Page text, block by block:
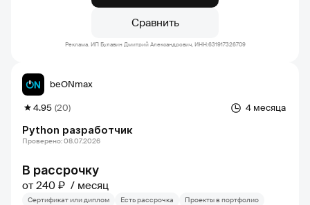
Сравнить
Реклама. ИП Булавин Дмитрий Александрович, ИНН:631917326709
Python разработчик
4 месяца
4.95 (20)
beONmax
В рассрочку
от 240 ₽ месяц
Проверено: 08.07.2026
Сертификат или диплом Есть рассрочка Проекты в портфолио